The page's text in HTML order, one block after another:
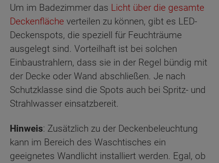
Um im Badezimmer das Licht über die gesamte
Deckenfläche verteilen zu können, gibt es LED-
Deckenspots, die speziell für Feuchträume
ausgelegt sind. Vorteilhaft ist bei solchen
Einbaustrahlern, dass sie in der Regel bündig mit
der Decke oder Wand abschließen. Je nach
Schutzklasse sind die Spots auch bei Spritz- und
Strahlwasser einsatzbereit.
Hinweis: Zusätzlich zu der Deckenbeleuchtung
kann im Bereich des Waschtisches ein
geeignetes Wandlicht installiert werden. Egal, ob